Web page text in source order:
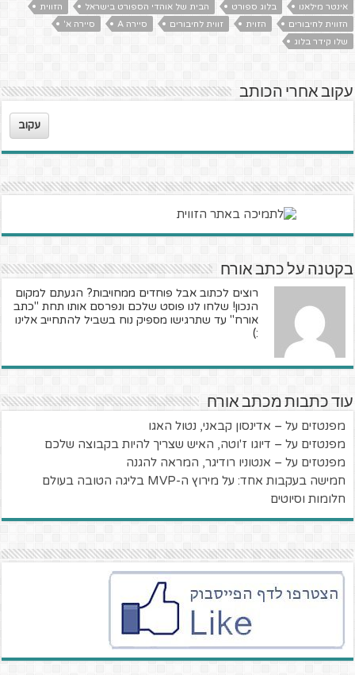
אינטר מילאנו
בלוג ספורט הבית של אוהדי הספורט בישראל
הזווית
הזווית לחיבורים
הזוית זווית לחיבורים סיירה A
סיירה א'
שלו קידר בלוג
עקוב אחרי הכותב
עקוב
בקטנה על כתב אורח
רוצים לכתוב אבל פוחדים ממחויבות? הגעתם למקום
הנכון! שלחו לנו פוסט שלכם ונפרסם אותו תחת "כתב
אורח" עד שתרגישו מספיק נוח בשביל להתחייב אלינו
:)
עוד כתבות מכתב אורח
מפנטזים על – אדינסון קבאני, נטול האגו
מפנטזים על – דיוגו ז'וטה, האיש שצריך להיות בקבוצה שלכם
מפנטזים על – אנטוניו רודיגר, המראה להגנה
חמישה בעקבות אחד: על מירוץ ה-MVP בליגה הטובה בעולם
חלומות וסיוטים